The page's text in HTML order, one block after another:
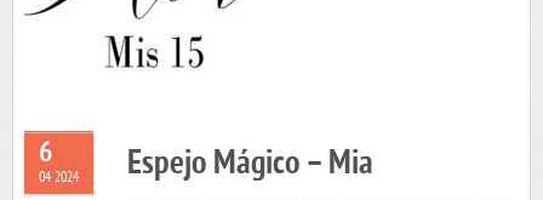
6
04 2024 Espejo Mágico – Mia